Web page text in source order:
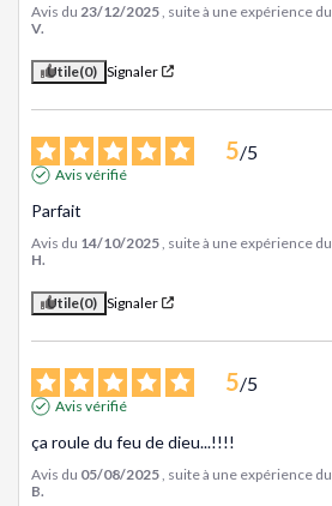
Avis du 23/12/2025 , suite à une expérience du
V.
Utile(0) Signaler
5/5
Avis vérifié
Parfait
Avis du 14/10/2025 , suite à une expérience du
H.
Utile(0) Signaler
5/5
Avis vérifié
ça roule du feu de dieu...!!!!
Avis du 05/08/2025 , suite à une expérience du
B.